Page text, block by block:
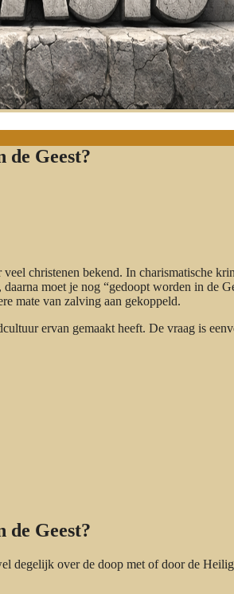
de Geest?
christenen bekend. In charismatische
moet je nog “gedoopt worden in de
mate van zalving aan gekoppeld.
ervan gemaakt heeft. De vraag is
de Geest?
degelijk over de doop met of door de